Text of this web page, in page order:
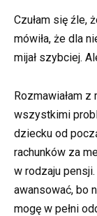
Czułam się źle,
mówiła, że dla
mijał szybciej.
Rozmawiałam
wszystkimi
dziecku od
rachunków za
w rodzaju
awansować, bo
mogę w pełni